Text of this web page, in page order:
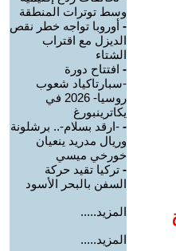
وسط توترات المنطقة
- أوروبا تواجه خطر نقص
الديزل مع اقتراب
الشتاء
- افتتاح دورة
-سبارتاكياد شعوب
روسيا- 2026 في
يكاترينبورغ
- -ارقد بسلام-.. برشلونة
وريال مدريد ينعيان
خورخي ميسي
- تركيا تقيد حركة
السفن بالبحر الأسود
المزيد.....
المزيد.....